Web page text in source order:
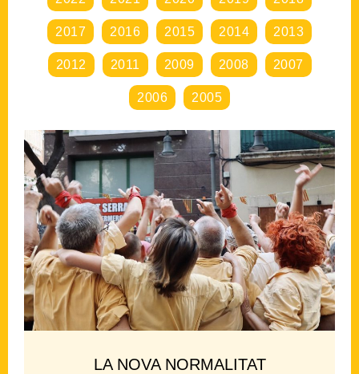
2017 2016 2015 2014 2013
2012 2011 2009 2008 2007
2006 2005
LA NOVA NORMALITAT